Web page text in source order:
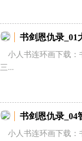
书剑恩仇录_01
小人书连环画下载
三...
书剑恩仇录_04
小人书连环画下载